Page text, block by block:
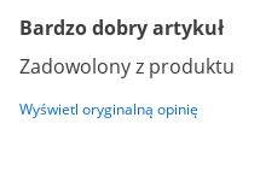
Bardzo dobry artykuł
Zadowolony z produktu
Wyświetl oryginalną opinię